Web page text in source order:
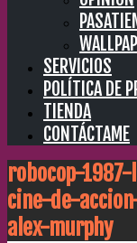
SERVICIOS
POLÍTICA DE
TIENDA
CONTÁCTAME
robocop-
cine-de-
alex-murphy